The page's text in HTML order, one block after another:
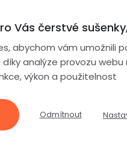
Vás čerstvé
abychom vám umožnili
analýze provozu
výkon a použitelnost
Odmítnout